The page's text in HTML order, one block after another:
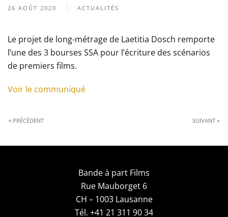
26 AOÛT 2020 ACTUALITÉS
Le projet de long-métrage de Laetitia Dosch remporte
l’une des 3 bourses SSA pour l’écriture des scénarios
de premiers films.
Voir le communiqué
« PRÉCÉDENT SUIVANT »
Bande à part Films
Rue Mauborget 6
CH – 1003 Lausanne
Tél. +41 21 311 90 34